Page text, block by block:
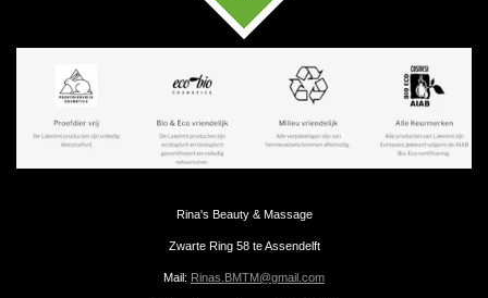
Rina's Beauty & Massage
Zwarte Ring 58 te Assendelft
Mail: Rinas.BMTM@gmail.com